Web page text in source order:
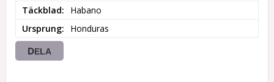
Täckblad
Habano
Ursprung
Honduras
DELA